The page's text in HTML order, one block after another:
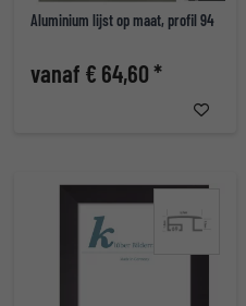
Aluminium lijst op maat, profil 94
vanaf € 64,60 *